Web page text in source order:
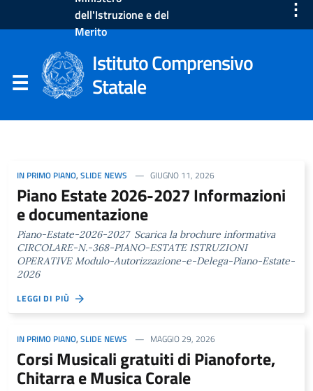
dell'Istruzione e del
Merito
⋮
Istituto Comprensivo
Statale
IN PRIMO PIANO, SLIDE NEWS GIUGNO 11, 2026
Piano Estate 2026-2027 Informazioni
e documentazione
Piano-Estate-2026-2027 Scarica la brochure informativa
CIRCOLARE-N.-368-PIANO-ESTATE ISTRUZIONI
OPERATIVE Modulo-Autorizzazione-e-Delega-Piano-Estate-
2026
LEGGI DI PIÙ
IN PRIMO PIANO, SLIDE NEWS MAGGIO 29, 2026
Corsi Musicali gratuiti di Pianoforte,
Chitarra e Musica Corale